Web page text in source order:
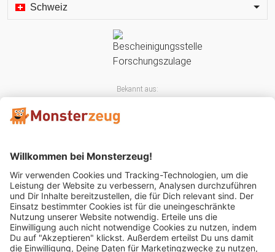
Schweiz
Bekannt aus:
Mitglied im: